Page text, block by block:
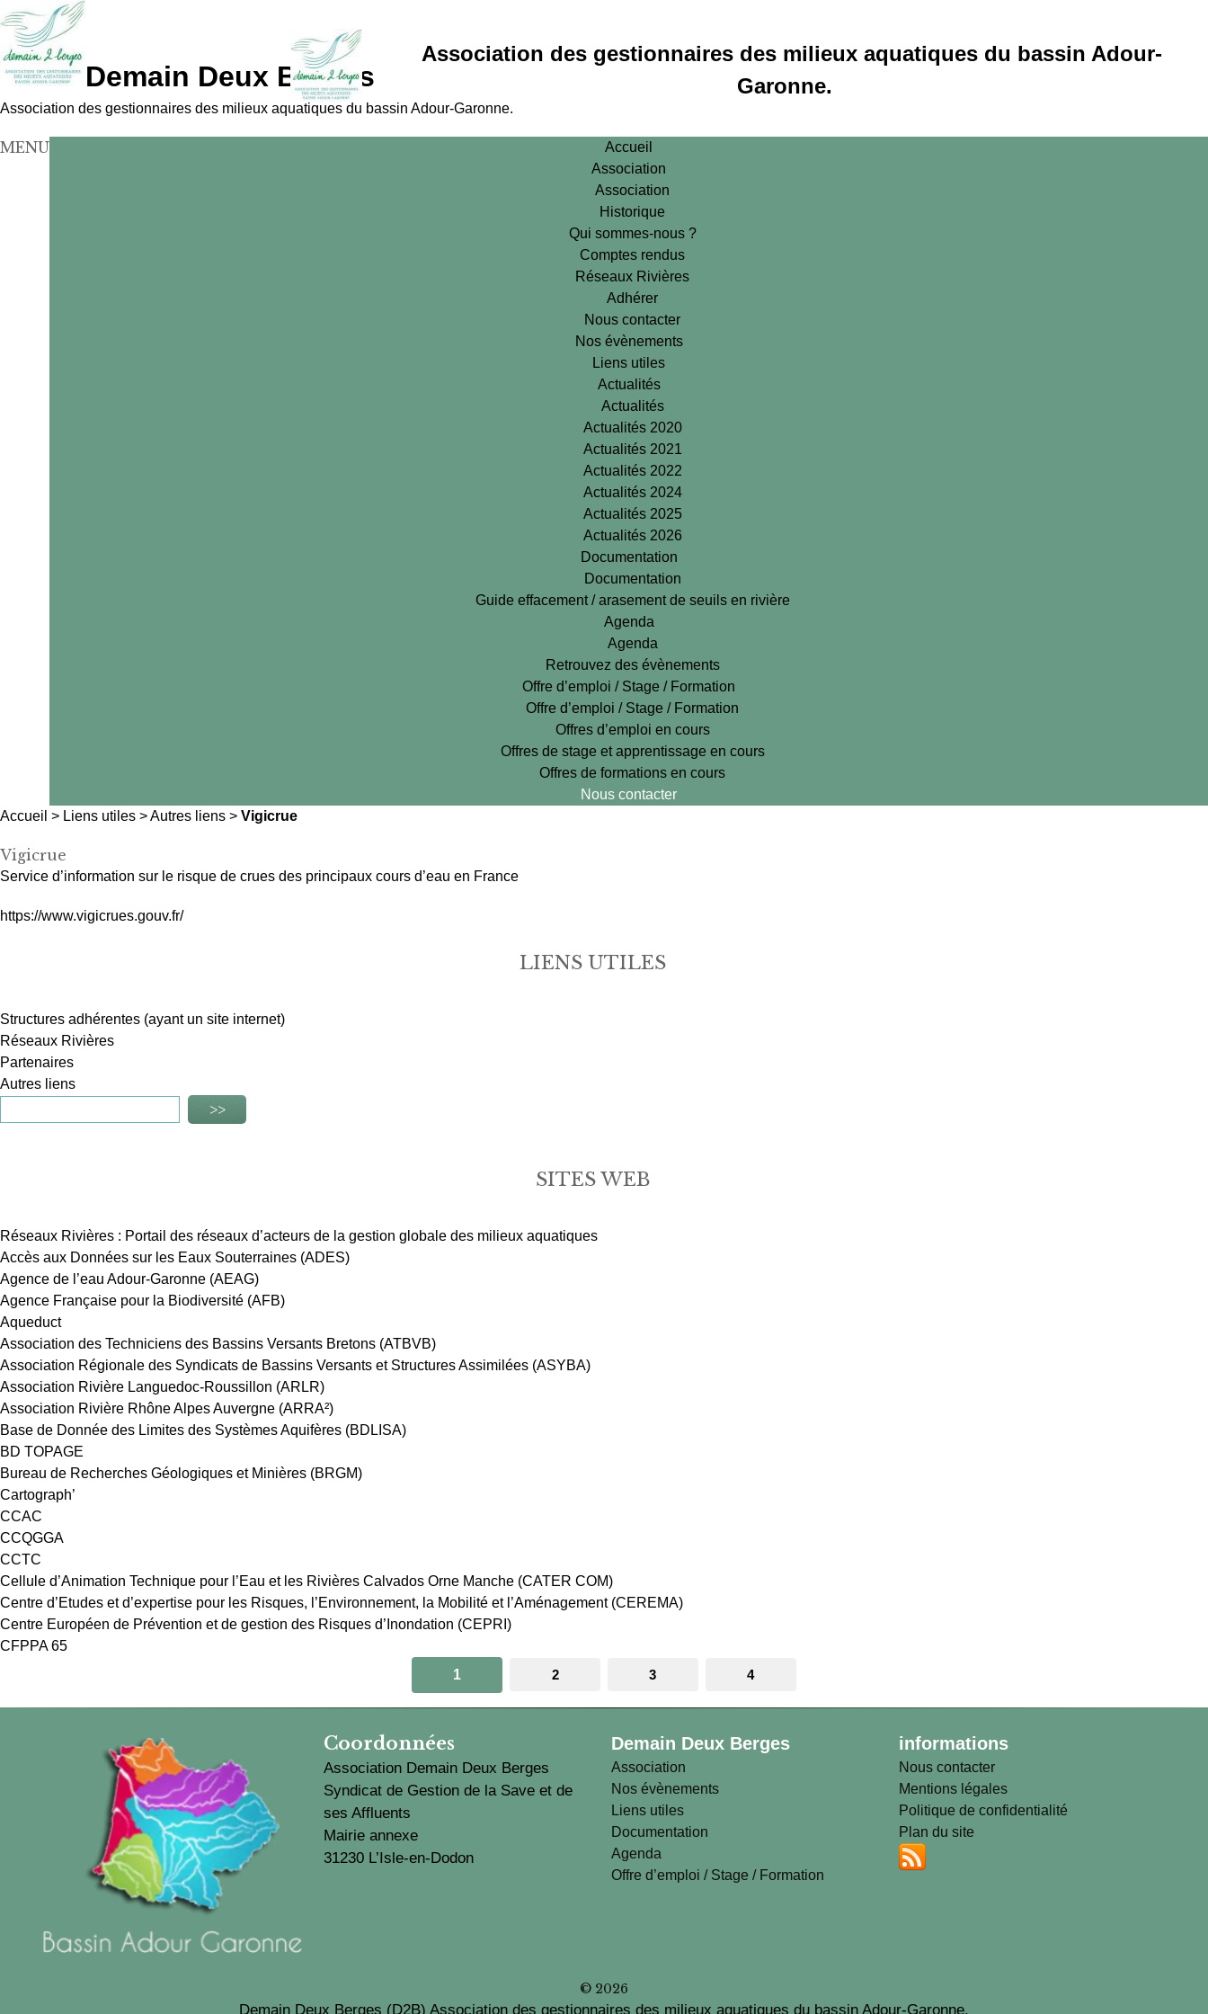
Demain Deux Berges
Association des gestionnaires des milieux aquatiques du bassin Adour-Garonne.
Association des gestionnaires des milieux aquatiques du bassin Adour-
Garonne.
MENU
Accueil
Association
Association
Historique
Qui sommes-nous ?
Comptes rendus
Réseaux Rivières
Adhérer
Nous contacter
Nos évènements
Liens utiles
Actualités
Actualités
Actualités 2020
Actualités 2021
Actualités 2022
Actualités 2024
Actualités 2025
Actualités 2026
Documentation
Documentation
Guide effacement / arasement de seuils en rivière
Agenda
Agenda
Retrouvez des évènements
Offre d’emploi / Stage / Formation
Offre d’emploi / Stage / Formation
Offres d’emploi en cours
Offres de stage et apprentissage en cours
Offres de formations en cours
Nous contacter
Accueil > Liens utiles >Autres liens > Vigicrue
Vigicrue
Service d’information sur le risque de crues des principaux cours d’eau en France
https://www.vigicrues.gouv.fr/
LIENS UTILES
Structures adhérentes (ayant un site internet)
Réseaux Rivières
Partenaires
Autres liens
SITES WEB
Réseaux Rivières : Portail des réseaux d’acteurs de la gestion globale des milieux aquatiques
Accès aux Données sur les Eaux Souterraines (ADES)
Agence de l’eau Adour-Garonne (AEAG)
Agence Française pour la Biodiversité (AFB)
Aqueduct
Association des Techniciens des Bassins Versants Bretons (ATBVB)
Association Régionale des Syndicats de Bassins Versants et Structures Assimilées (ASYBA)
Association Rivière Languedoc-Roussillon (ARLR)
Association Rivière Rhône Alpes Auvergne (ARRA²)
Base de Donnée des Limites des Systèmes Aquifères (BDLISA)
BD TOPAGE
Bureau de Recherches Géologiques et Minières (BRGM)
Cartograph’
CCAC
CCQGGA
CCTC
Cellule d’Animation Technique pour l’Eau et les Rivières Calvados Orne Manche (CATER COM)
Centre d’Etudes et d’expertise pour les Risques, l’Environnement, la Mobilité et l’Aménagement (CEREMA)
Centre Européen de Prévention et de gestion des Risques d’Inondation (CEPRI)
CFPPA 65
1
2 3 4
Coordonnées
Association Demain Deux Berges
Syndicat de Gestion de la Save et de
ses Affluents
Mairie annexe
31230 L’Isle-en-Dodon
Demain Deux Berges
Association
Nos évènements
Liens utiles
Documentation
Agenda
Offre d’emploi / Stage / Formation
informations
Nous contacter
Mentions légales
Politique de confidentialité
Plan du site
© 2026
Demain Deux Berges (D2B) Association des gestionnaires des milieux aquatiques du bassin Adour-Garonne.